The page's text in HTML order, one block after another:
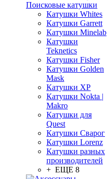
Поисковые катушки
Катушки Whites
Катушки Garrett
Катушки Minelab
Катушки
Teknetics
Катушки Fisher
Катушки Golden
Mask
Катушки XP
Катушки Nokta |
Makro
Катушки для
Quest
Катушки Сварог
Катушки Lorenz
Катушки разных
производителей
+ ЕЩЕ 8